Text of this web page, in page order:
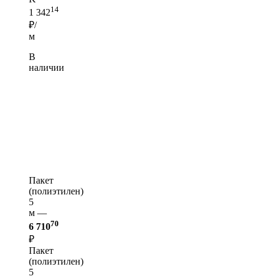
1 34214
₽/
м
В
наличии
Пакет
(полиэтилен)
5
м —
6 71070
₽
Пакет
(полиэтилен)
5